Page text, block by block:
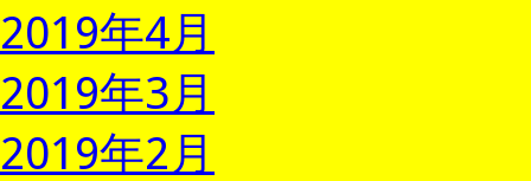
2019年4月
2019年3月
2019年2月